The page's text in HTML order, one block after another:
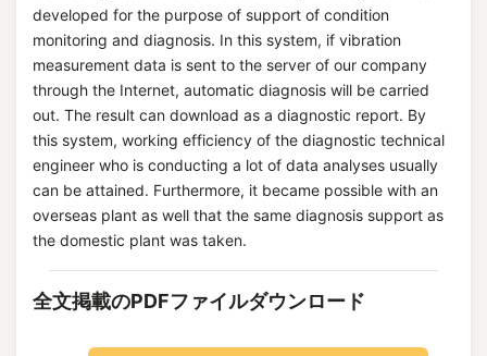
developed for the purpose of support of condition
monitoring and diagnosis. In this system, if vibration
measurement data is sent to the server of our company
through the Internet, automatic diagnosis will be carried
out. The result can download as a diagnostic report. By
this system, working efficiency of the diagnostic technical
engineer who is conducting a lot of data analyses usually
can be attained. Furthermore, it became possible with an
overseas plant as well that the same diagnosis support as
the domestic plant was taken.
全文掲載のPDFファイルダウンロード